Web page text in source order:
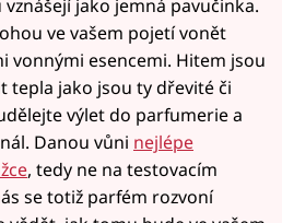
jako jemná pavučinka.
ve vašem pojetí vonět
vonnými esencemi. Hitem jsou
tepla jako jsou ty dřevité či
výlet do parfumerie a
Danou vůni nejlépe
, tedy ne na testovacím
se totiž parfém rozvoní